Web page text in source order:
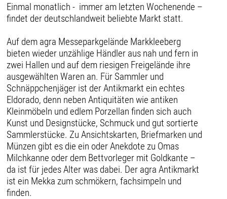
Einmal monatlich - immer am letzten Wochenende –
findet der deutschlandweit beliebte Markt statt.
Auf dem agra Messeparkgelände Markkleeberg
bieten wieder unzählige Händler aus nah und fern in
zwei Hallen und auf dem riesigen Freigelände ihre
ausgewählten Waren an. Für Sammler und
Schnäppchenjäger ist der Antikmarkt ein echtes
Eldorado, denn neben Antiquitäten wie antiken
Kleinmöbeln und edlem Porzellan finden sich auch
Kunst und Designstücke, Schmuck und gut sortierte
Sammlerstücke. Zu Ansichtskarten, Briefmarken und
Münzen gibt es die ein oder Anekdote zu Omas
Milchkanne oder dem Bettvorleger mit Goldkante –
da ist für jedes Alter was dabei. Der agra Antikmarkt
ist ein Mekka zum schmökern, fachsimpeln und
finden.